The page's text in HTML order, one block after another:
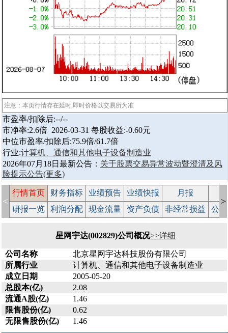
注意：本页行情存在延时,即时价格以交易所为准
市盈率/扣除后:--/--
市净率:2.6倍 2026-03-31 每股收益:-0.60元
中位市盈率/扣除后:75.9倍/61.7倍
行业:计算机、通信和其他电子设备制造业
2026年07月18日最新公告： 关于股票交易异常波动暨澄清及风
险提示公告(更多)
<
行情首页 财务指标 业绩预告 业绩快报 月报
研报一览
利润分配 现金流量 资产负债 非经常损益 公
>
星网宇达(002829)公司概况>>详细
公司名称
北京星网宇达科技股份有限公司
所属行业
计算机、通信和其他电子设备制造业
成立日期
2005-05-20
总股本(亿)
2.08
流通A股(亿)
1.46
限售股份(亿)
0.62
无限售股份(亿)
1.46